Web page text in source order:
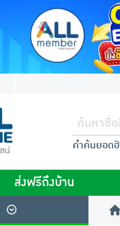
คำค้นยอด
ส่งฟรีถึงบ้าน